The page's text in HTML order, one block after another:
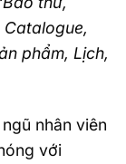
Catalogue,
phẩm, Lịch,
nhân viên
với